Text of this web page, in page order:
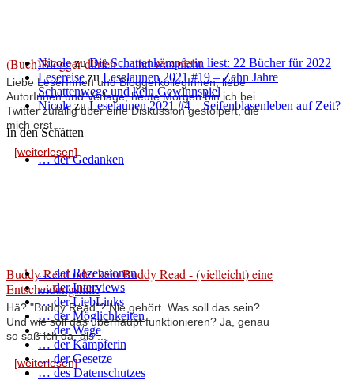
(Buch)Blogger dürfen ... und was nicht.
Liebe LeserInnen und BloggerkollegInnen, liebe
AutorInnen und Verlage, heute Morgen bin ich bei
Twitter zufällig über eine Diskussion gestolpert, die
mich erst ...
[weiterlesen]
Buddy Read oder kein Buddy Read - (vielleicht) eine
Entscheidungshilfe
Hä? "Buddy Read"? Nie gehört. Was soll das sein?
Und wie soll das überhaupt funktionieren? Ja, genau
so saß ich da, als ...
[weiterlesen]
NicolezuDie Schattenkämpferin liest: 22 Bücher für 2022
Lesereise zu Leselaunen 2021 #19 – Zehn Jahre
Schattenwege und kein Gewinnspiel
Nicole zuLeselaunen 2021 #4 – Seifenblasenleben auf Zeit?
In den Schatten
… der Gedanken
… der Rezensionen
… der Interviews
… der LiebLinks
… der Möglichkeiten
… der Wege
… der Kämpferin
… der Gesetze
… des Datenschutzes